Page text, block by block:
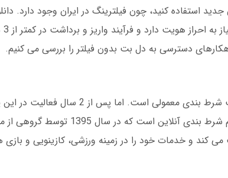
استفاده کنید، چون فیلترینگ در ایران وجود دارد.
وقتی اولین بار اسم دل بت را شنیدم، تصور می کردم یک سایت شرط بندی
شدم چرا هزاران کاربر به آن وفادار مانده اند. دل بت یک
و خدمات خود را در زمینه ورزشی، کازینویی و بازی